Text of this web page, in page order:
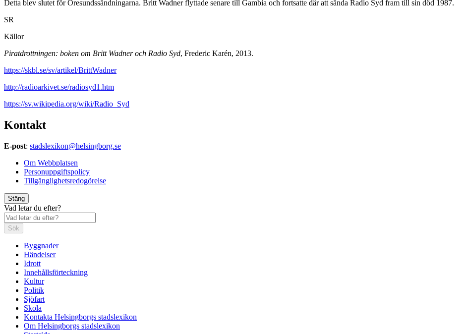
Detta blev slutet för Öresundssändningarna. Britt Wadner flyttade senare till Gambia och fortsatte där att sända Radio Syd fram till sin död 1987.
SR
Källor
Piratdrottningen: boken om Britt Wadner och Radio Syd, Frederic Karén, 2013.
https://skbl.se/sv/artikel/BrittWadner
http://radioarkivet.se/radiosyd1.htm
https://sv.wikipedia.org/wiki/Radio_Syd
Kontakt
E-post: stadslexikon@helsingborg.se
Om Webbplatsen
Personuppgiftspolicy
Tillgänglighetsredogörelse
Stäng
Vad letar du efter?
Sök
Byggnader
Händelser
Idrott
Innehållsförteckning
Kultur
Politik
Sjöfart
Skola
Kontakta Helsingborgs stadslexikon
Om Helsingborgs stadslexikon